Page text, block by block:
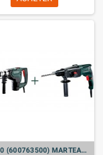
KH 5-40 (600763500) MARTEAU COMBINÉ & KHE 2444 OFFERT !